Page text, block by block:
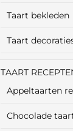
Taart bekleden
Taart
TAART
Appeltaarten
Chocolade